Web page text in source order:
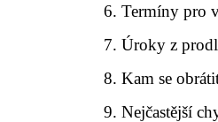
Termíny pro
Úroky z
Kam se
Nejčastější